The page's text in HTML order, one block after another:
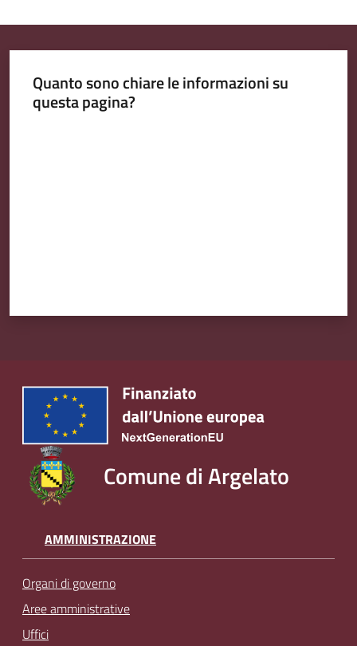
Quanto sono chiare le informazioni su
questa pagina?
Comune di Argelato
AMMINISTRAZIONE
Organi di governo
Aree amministrative
Uffici